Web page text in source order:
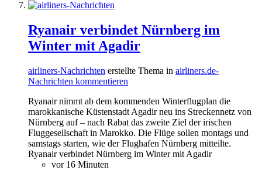
Ryanair verbindet Nürnberg im
Winter mit Agadir
airliners-Nachrichten erstellte Thema in airliners.de-
Nachrichten kommentieren
Ryanair nimmt ab dem kommenden Winterflugplan die
marokkanische Küstenstadt Agadir neu ins Streckennetz von
Nürnberg auf – nach Rabat das zweite Ziel der irischen
Fluggesellschaft in Marokko. Die Flüge sollen montags und
samstags starten, wie der Flughafen Nürnberg mitteilte.
Ryanair verbindet Nürnberg im Winter mit Agadir
vor 16 Minuten